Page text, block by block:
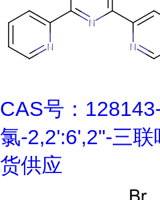
CAS号：
氯-2,2':6',2''-三
货供应